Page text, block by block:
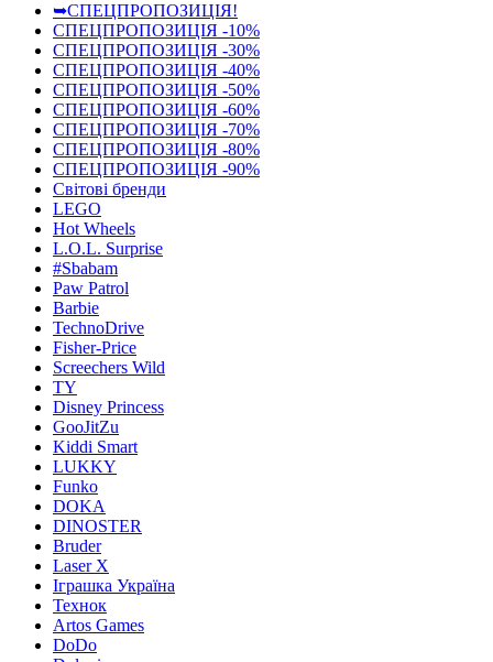
➥СПЕЦПРОПОЗИЦІЯ!
СПЕЦПРОПОЗИЦІЯ -10%
СПЕЦПРОПОЗИЦІЯ -30%
СПЕЦПРОПОЗИЦІЯ -40%
СПЕЦПРОПОЗИЦІЯ -50%
СПЕЦПРОПОЗИЦІЯ -60%
СПЕЦПРОПОЗИЦІЯ -70%
СПЕЦПРОПОЗИЦІЯ -80%
СПЕЦПРОПОЗИЦІЯ -90%
Світові бренди
LEGO
Hot Wheels
L.O.L. Surprise
#Sbabam
Paw Patrol
Barbie
TechnoDrive
Fisher-Price
Screechers Wild
TY
Disney Princess
GooJitZu
Kiddi Smart
LUKKY
Funko
DOKA
DINOSTER
Bruder
Laser X
Іграшка Україна
Технок
Artos Games
DoDo